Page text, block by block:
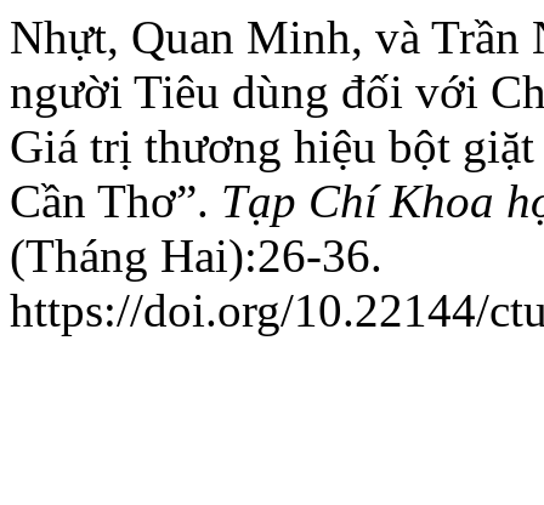
Nhựt, Quan Minh, và Trần
người Tiêu dùng đối với
Giá trị thương hiệu bột
Cần Thơ”. Tạp Chí Khoa
(Tháng Hai):26-36.
https://doi.org/10.22144/